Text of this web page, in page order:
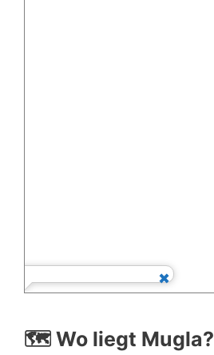
🗺️ Wo liegt Mugla?